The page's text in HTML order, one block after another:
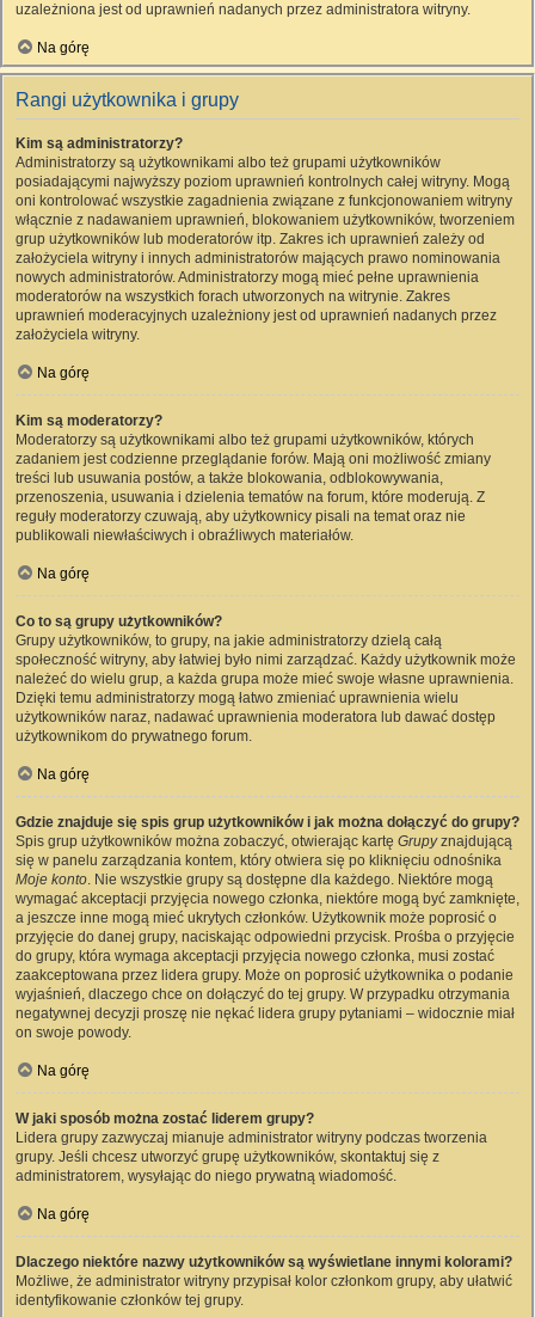
uzależniona jest od uprawnień nadanych przez administratora witryny.
Na górę
Rangi użytkownika i grupy
Kim są administratorzy?
Administratorzy są użytkownikami albo też grupami użytkowników
posiadającymi najwyższy poziom uprawnień kontrolnych całej witryny. Mogą
oni kontrolować wszystkie zagadnienia związane z funkcjonowaniem witryny
włącznie z nadawaniem uprawnień, blokowaniem użytkowników, tworzeniem
grup użytkowników lub moderatorów itp. Zakres ich uprawnień zależy od
założyciela witryny i innych administratorów mających prawo nominowania
nowych administratorów. Administratorzy mogą mieć pełne uprawnienia
moderatorów na wszystkich forach utworzonych na witrynie. Zakres
uprawnień moderacyjnych uzależniony jest od uprawnień nadanych przez
założyciela witryny.
Na górę
Kim są moderatorzy?
Moderatorzy są użytkownikami albo też grupami użytkowników, których
zadaniem jest codzienne przeglądanie forów. Mają oni możliwość zmiany
treści lub usuwania postów, a także blokowania, odblokowywania,
przenoszenia, usuwania i dzielenia tematów na forum, które moderują. Z
reguły moderatorzy czuwają, aby użytkownicy pisali na temat oraz nie
publikowali niewłaściwych i obraźliwych materiałów.
Na górę
Co to są grupy użytkowników?
Grupy użytkowników, to grupy, na jakie administratorzy dzielą całą
społeczność witryny, aby łatwiej było nimi zarządzać. Każdy użytkownik może
należeć do wielu grup, a każda grupa może mieć swoje własne uprawnienia.
Dzięki temu administratorzy mogą łatwo zmieniać uprawnienia wielu
użytkowników naraz, nadawać uprawnienia moderatora lub dawać dostęp
użytkownikom do prywatnego forum.
Na górę
Gdzie znajduje się spis grup użytkowników i jak można dołączyć do grupy?
Spis grup użytkowników można zobaczyć, otwierając kartę Grupyznajdującą
się w panelu zarządzania kontem, który otwiera się po kliknięciu odnośnika
Moje konto. Nie wszystkie grupy są dostępne dla każdego. Niektóre mogą
wymagać akceptacji przyjęcia nowego członka, niektóre mogą być zamknięte,
a jeszcze inne mogą mieć ukrytych członków. Użytkownik może poprosić o
przyjęcie do danej grupy, naciskając odpowiedni przycisk. Prośba o przyjęcie
do grupy, która wymaga akceptacji przyjęcia nowego członka, musi zostać
zaakceptowana przez lidera grupy. Może on poprosić użytkownika o podanie
wyjaśnień, dlaczego chce on dołączyć do tej grupy. W przypadku otrzymania
negatywnej decyzji proszę nie nękać lidera grupy pytaniami – widocznie miał
on swoje powody.
Na górę
W jaki sposób można zostać liderem grupy?
Lidera grupy zazwyczaj mianuje administrator witryny podczas tworzenia
grupy. Jeśli chcesz utworzyć grupę użytkowników, skontaktuj się z
administratorem, wysyłając do niego prywatną wiadomość.
Na górę
Dlaczego niektóre nazwy użytkowników są wyświetlane innymi kolorami?
Możliwe, że administrator witryny przypisał kolor członkom grupy, aby ułatwić
identyfikowanie członków tej grupy.